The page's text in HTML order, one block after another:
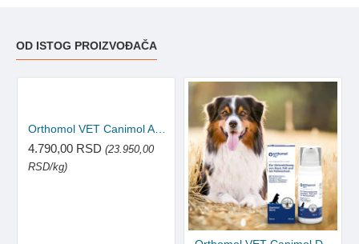
OD ISTOG PROIZVOĐAČA
4.790,00 RSD (23.950,00
RSD/kg)